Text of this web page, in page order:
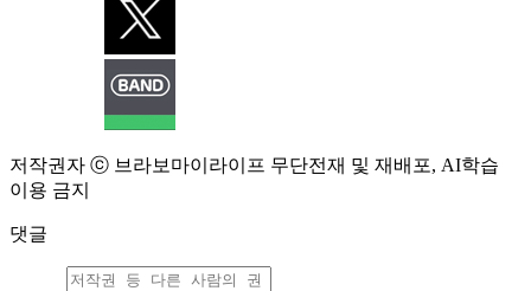
저작권자 ⓒ 브라보마이라이프 무단전재 및 재배포, AI학습
이용 금지
댓글